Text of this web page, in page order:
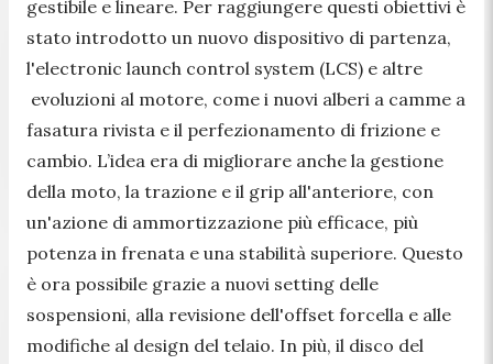
gestibile e lineare. Per raggiungere questi obiettivi è
stato introdotto un nuovo dispositivo di partenza,
l'electronic launch control system (LCS) e altre
evoluzioni al motore, come i nuovi alberi a camme a
fasatura rivista e il perfezionamento di frizione e
cambio. L’idea era di migliorare anche la gestione
della moto, la trazione e il grip all'anteriore, con
un'azione di ammortizzazione più efficace, più
potenza in frenata e una stabilità superiore. Questo
è ora possibile grazie a nuovi setting delle
sospensioni, alla revisione dell'offset forcella e alle
modifiche al design del telaio. In più, il disco del